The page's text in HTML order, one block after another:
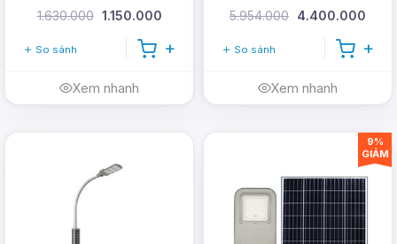
1.630.000 1.150.000
So sánh
Xem nhanh
5.954.000 4.400.000
So sánh
Xem nhanh
9%
GIẢM